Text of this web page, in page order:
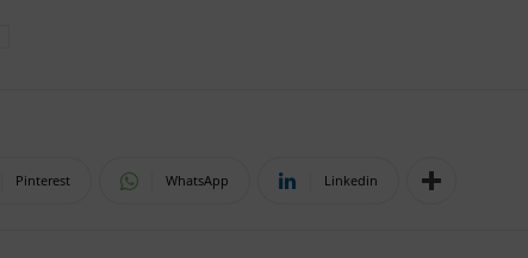
Pinterest WhatsApp Linkedin